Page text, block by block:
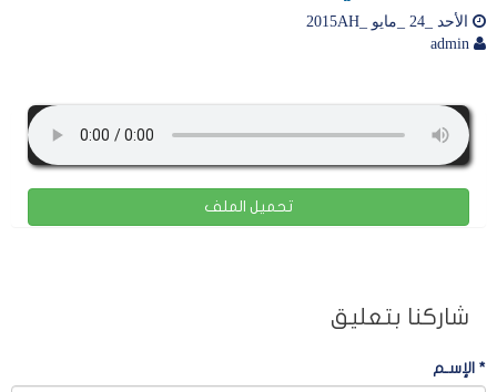
الأحد _24 _مايو _2015AH
تحميل الملف
شاركنا بتعليق
* الإسـم